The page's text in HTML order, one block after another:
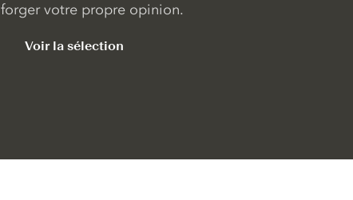
forger votre propre opinion.
Voir la sélection